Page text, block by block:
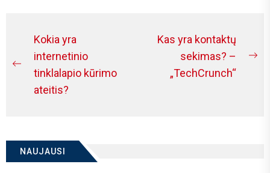
Navigacija
tarp
įrašų
Previous
post:
Kokia yra
internetinio
tinklalapio kūrimo
ateitis?
Kas yra kontaktų
sekimas? –
„TechCrunch“
NAUJAUSI